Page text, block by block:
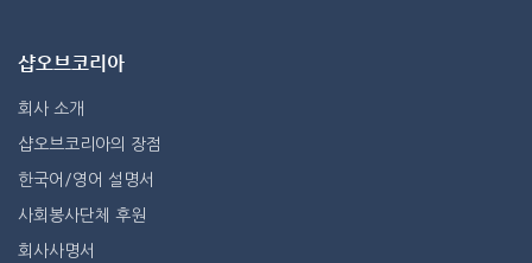
샵오브코리아
회사 소개
샵오브코리아의 장점
한국어/영어 설명서
사회봉사단체 후원
회사사명서